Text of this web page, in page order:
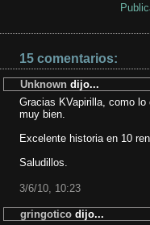
15 comentarios:
Unknown dijo...
Gracias KVapirilla, como
muy bien.
Excelente historia en 10
Saludillos.
3/6/10, 10:23
gringotico dijo...